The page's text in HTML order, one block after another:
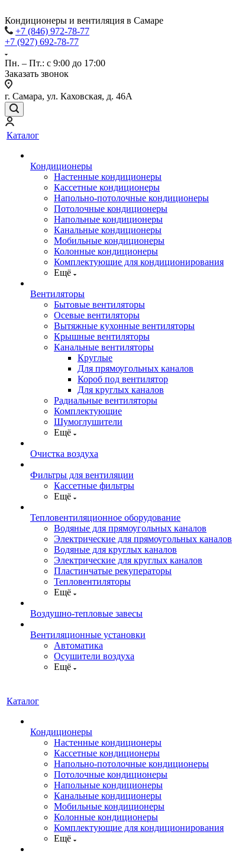
Кондиционеры и вентиляция в Самаре
+7 (846) 972-78-77
+7 (927) 692-78-77
Пн. – Пт.: с 9:00 до 17:00
Заказать звонок
г. Самара, ул. Каховская, д. 46А
Каталог
Кондиционеры
Настенные кондиционеры
Кассетные кондиционеры
Напольно-потолочные кондиционеры
Потолочные кондиционеры
Напольные кондиционеры
Канальные кондиционеры
Мобильные кондиционеры
Колонные кондиционеры
Комплектующие для кондиционирования
Ещё
Вентиляторы
Бытовые вентиляторы
Осевые вентиляторы
Вытяжные кухонные вентиляторы
Крышные вентиляторы
Канальные вентиляторы
Круглые
Для прямоугольных каналов
Короб под вентилятор
Для круглых каналов
Радиальные вентиляторы
Комплектующие
Шумоглушители
Ещё
Очистка воздуха
Фильтры для вентиляции
Кассетные фильтры
Ещё
Тепловентиляционное оборудование
Водяные для прямоугольных каналов
Электрические для прямоугольных каналов
Водяные для круглых каналов
Электрические для круглых каналов
Пластинчатые рекуператоры
Тепловентиляторы
Ещё
Воздушно-тепловые завесы
Вентиляционные установки
Автоматика
Осушители воздуха
Ещё
Каталог
Кондиционеры
Настенные кондиционеры
Кассетные кондиционеры
Напольно-потолочные кондиционеры
Потолочные кондиционеры
Напольные кондиционеры
Канальные кондиционеры
Мобильные кондиционеры
Колонные кондиционеры
Комплектующие для кондиционирования
Ещё